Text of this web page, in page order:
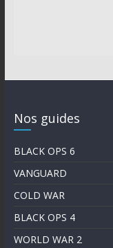
Nos guides
BLACK OPS 6
VANGUARD
COLD WAR
BLACK OPS 4
WORLD WAR 2